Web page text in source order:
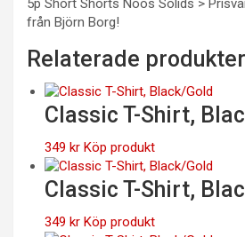
5p Short Shorts Noos Solids >
från Björn Borg!
Relaterade produkter
Classic T-Shirt,
349 kr Köp produkt
Classic T-Shirt,
349 kr Köp produkt